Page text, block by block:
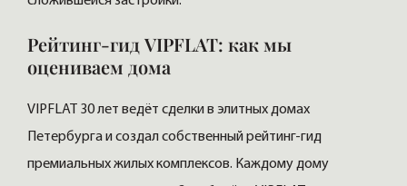
Рейтинг-гид VIPFLAT: как мы
оцениваем дома
VIPFLAT 30 лет ведёт сделки в элитных домах
Петербурга и создал собственный рейтинг-гид
премиальных жилых комплексов. Каждому дому